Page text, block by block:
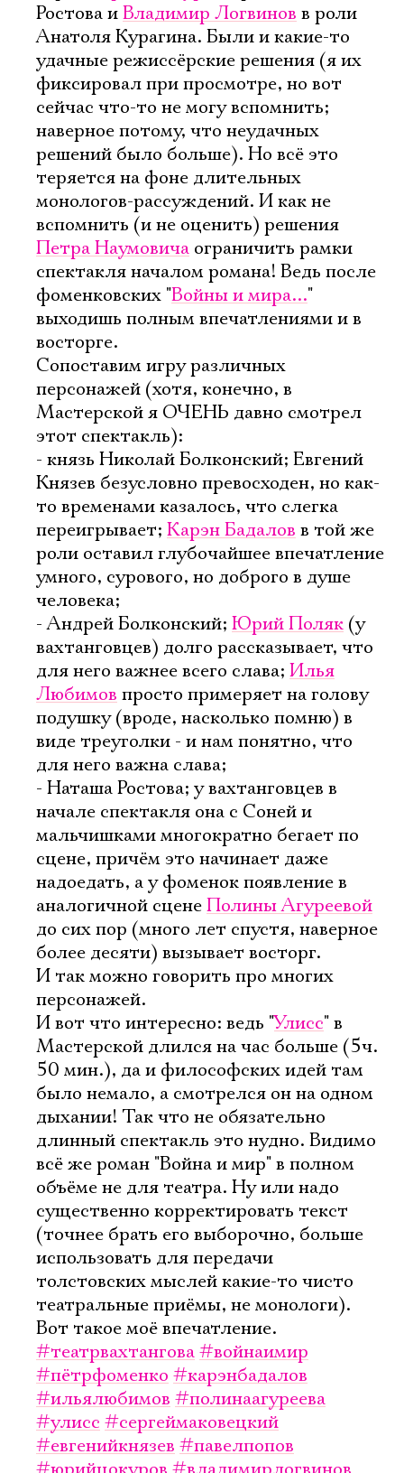
Ростова иВладимир Логвинов в роли
Анатоля Курагина. Были и какие-то
удачные режиссёрские решения (я их
фиксировал при просмотре, но вот
сейчас что-то не могу вспомнить;
наверное потому, что неудачных
решений было больше). Но всё это
теряется на фоне длительных
монологов-рассуждений. И как не
вспомнить (и не оценить) решения
Петра Наумовича ограничить рамки
спектакля началом романа! Ведь после
фоменковских "Войны и мира..."
выходишь полным впечатлениями и в
восторге.
Сопоставим игру различных
персонажей (хотя, конечно, в
Мастерской я ОЧЕНЬ давно смотрел
этот спектакль):
- князь Николай Болконский; Евгений
Князев безусловно превосходен, но как-
то временами казалось, что слегка
переигрывает; Карэн Бадалов в той же
роли оставил глубочайшее впечатление
умного, сурового, но доброго в душе
человека;
- Андрей Болконский; Юрий Поляк (у
вахтанговцев) долго рассказывает, что
для него важнее всего слава; Илья
Любимов просто примеряет на голову
подушку (вроде, насколько помню) в
виде треуголки - и нам понятно, что
для него важна слава;
- Наташа Ростова; у вахтанговцев в
начале спектакля она с Соней и
мальчишками многократно бегает по
сцене, причём это начинает даже
надоедать, а у фоменок появление в
аналогичной сценеПолины Агуреевой
до сих пор (много лет спустя, наверное
более десяти) вызывает восторг.
И так можно говорить про многих
персонажей.
И вот что интересно: ведь "Улисс" в
Мастерской длился на час больше (5ч.
50 мин.), да и философских идей там
было немало, а смотрелся он на одном
дыхании! Так что не обязательно
длинный спектакль это нудно. Видимо
всё же роман "Война и мир" в полном
объёме не для театра. Ну или надо
существенно корректировать текст
(точнее брать его выборочно, больше
использовать для передачи
толстовских мыслей какие-то чисто
театральные приёмы, не монологи).
Вот такое моё впечатление.
#театрвахтангова#войнаимир
#пётрфоменко #карэнбадалов
#ильялюбимов #полинаагуреева
#улисс #сергеймаковецкий
#евгенийкнязев #павелпопов
Электропочта
Ознакомиться